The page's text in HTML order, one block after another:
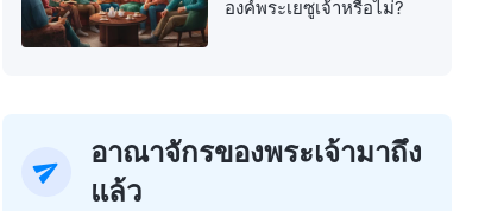
องค์พระเยซูเจ้าหรือไม่?
อาณาจักรของพระเจ้ามาถึง
แล้ว